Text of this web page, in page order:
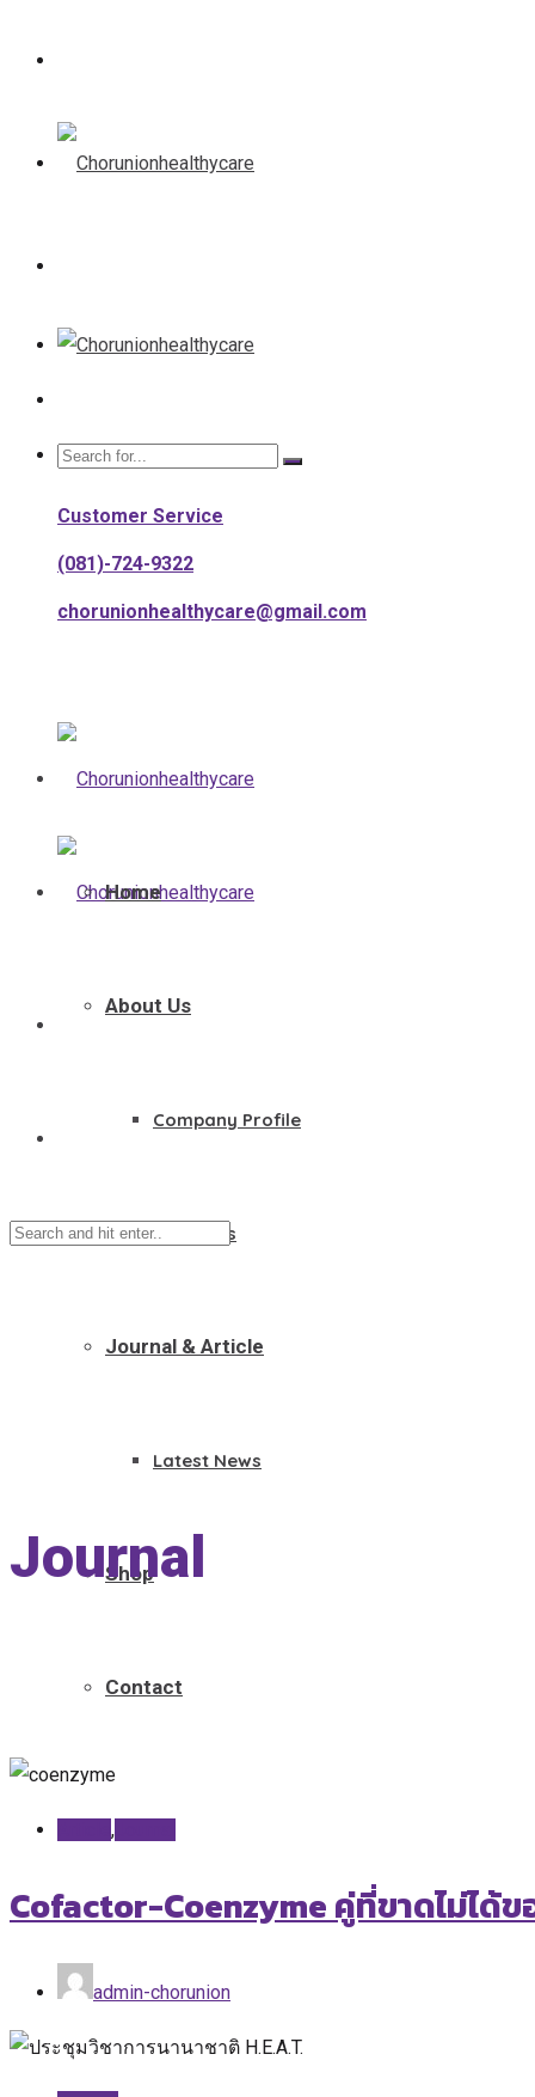
Customer Service
(081)-724-9322
chorunionhealthycare@gmail.com
Home
About Us
Company Profile
Founders
Journal & Article
Latest News
Shop
Contact
Journal
,
Cofactor-Coenzyme คู่ที่ขาดไม่ได้ข
admin-chorunion